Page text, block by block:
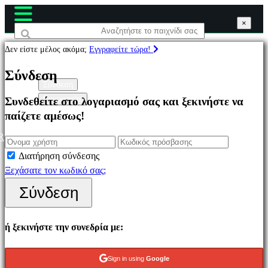
Παιχνίδια
Επιλεγμένο
Νέα
παιχνίδια
Παιχνίδια
παίξετε
δωρεάν
Σύνδεση
Εγγραφείτε
×
Δεν είστε μέλος ακόμα; Εγγραφείτε τώρα!
Σύνδεση
Συνδεθείτε στο λογαριασμό σας και ξεκινήστε να
παίζετε αμέσως!
Διατήρηση σύνδεσης
Ξεχάσατε τον κωδικό σας;
Σύνδεση
ή ξεκινήστε την συνεδρία με:
Sign in using Google
×
×